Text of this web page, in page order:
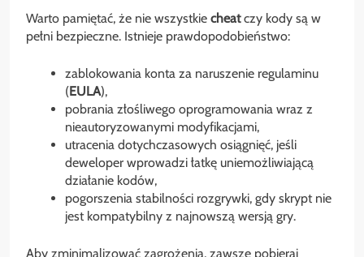
Warto pamiętać, że nie wszystkie cheatczy kody są w
pełni bezpieczne. Istnieje prawdopodobieństwo:
zablokowania konta za naruszenie regulaminu
(EULA),
pobrania złośliwego oprogramowania wraz z
nieautoryzowanymi modyfikacjami,
utracenia dotychczasowych osiągnięć, jeśli
deweloper wprowadzi łatkę uniemożliwiającą
działanie kodów,
pogorszenia stabilności rozgrywki, gdy skrypt nie
jest kompatybilny z najnowszą wersją gry.
Aby zminimalizować zagrożenia, zawsze pobieraj